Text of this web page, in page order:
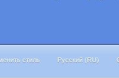
стиль Русский (RU)